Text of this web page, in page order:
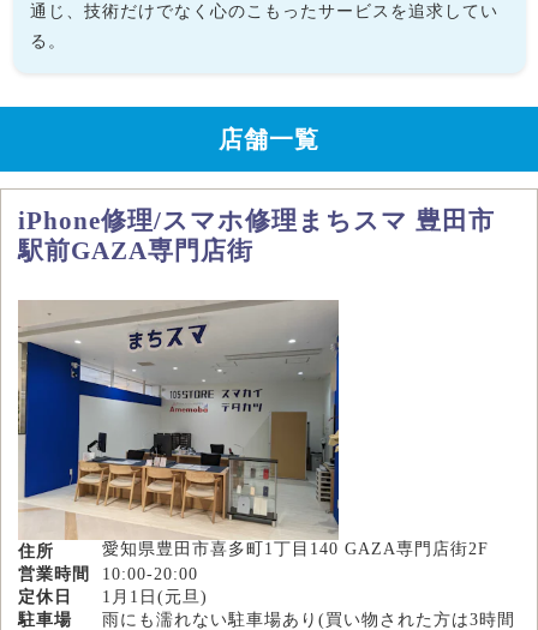
通じ、技術だけでなく心のこもったサービスを追求してい
る。
店舗一覧
iPhone修理/スマホ修理まちスマ 豊田市
駅前GAZA専門店街
住所
愛知県豊田市喜多町1丁目140 GAZA専門店街2F
営業時間
10:00-20:00
定休日
1月1日(元旦)
駐車場
雨にも濡れない駐車場あり(買い物された方は3時間